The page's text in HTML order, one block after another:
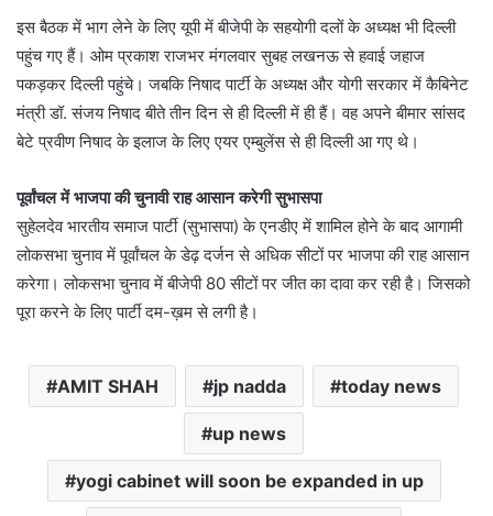
इस बैठक में भाग लेने के लिए यूपी में बीजेपी के सहयोगी दलों के अध्यक्ष भी दिल्ली
पहुंच गए हैं। ओम प्रकाश राजभर मंगलवार सुबह लखनऊ से हवाई जहाज
पकड़कर दिल्ली पहुंचे। जबकि निषाद पार्टी के अध्यक्ष और योगी सरकार में कैबिनेट
मंत्री डॉ. संजय निषाद बीते तीन दिन से ही दिल्ली में ही हैं। वह अपने बीमार सांसद
बेटे प्रवीण निषाद के इलाज के लिए एयर एम्बुलेंस से ही दिल्ली आ गए थे।
पूर्वांचल में भाजपा की चुनावी राह आसान करेगी सुभासपा
सुहेलदेव भारतीय समाज पार्टी (सुभासपा) के एनडीए में शामिल होने के बाद आगामी
लोकसभा चुनाव में पूर्वांचल के डेढ़ दर्जन से अधिक सीटों पर भाजपा की राह आसान
करेगा। लोकसभा चुनाव में बीजेपी 80 सीटों पर जीत का दावा कर रही है। जिसको
पूरा करने के लिए पार्टी दम-ख़म से लगी है।
AMIT SHAH jp nadda today news
up news
yogi cabinet will soon be expanded in up